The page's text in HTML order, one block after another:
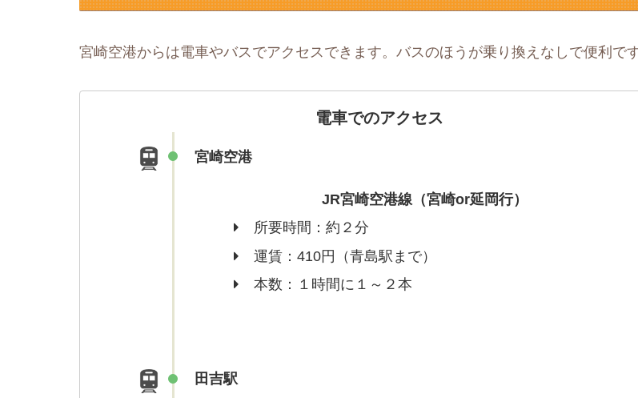
宮崎空港からは電車やバスでアクセスできます。バスのほうが乗り換えなしで便利です
電車でのアクセス
宮崎空港
JR宮崎空港線（宮崎or延岡行）
所要時間：約２分
運賃：410円（青島駅まで）
本数：１時間に１～２本
田吉駅